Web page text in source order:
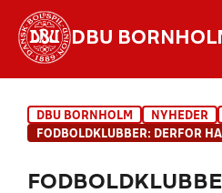
DBU
DBU BORNHOLM NYHEDER